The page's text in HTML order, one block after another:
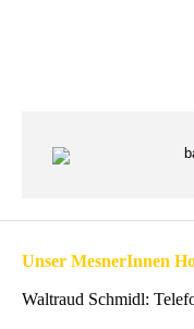
Unser MesnerInnen
Waltraud Schmidl: